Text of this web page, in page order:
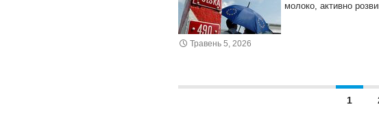
молоко, активно
Травень 5, 2026
1